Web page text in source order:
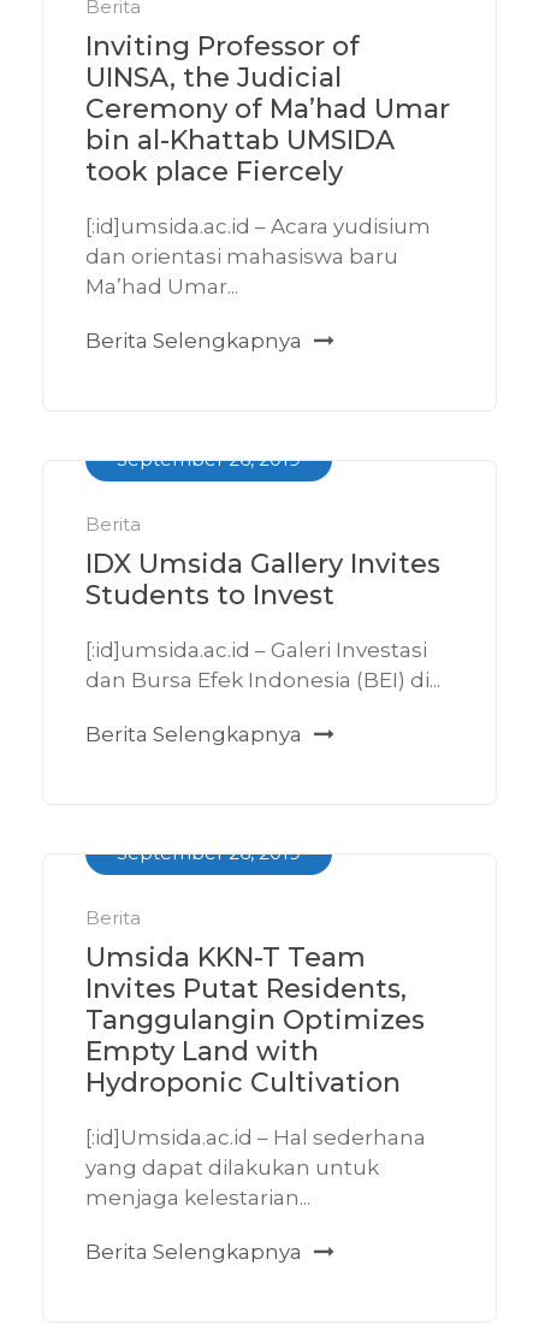
Berita
Inviting Professor of
UINSA, the Judicial
Ceremony of Ma’had Umar
bin al-Khattab UMSIDA
took place Fiercely
[:id]umsida.ac.id – Acara yudisium
dan orientasi mahasiswa baru
Ma’had Umar...
Berita Selengkapnya
September 26, 2019
Berita
IDX Umsida Gallery Invites
Students to Invest
[:id]umsida.ac.id – Galeri Investasi
dan Bursa Efek Indonesia (BEI) di...
Berita Selengkapnya
September 26, 2019
Berita
Umsida KKN-T Team
Invites Putat Residents,
Tanggulangin Optimizes
Empty Land with
Hydroponic Cultivation
[:id]Umsida.ac.id – Hal sederhana
yang dapat dilakukan untuk
menjaga kelestarian...
Berita Selengkapnya